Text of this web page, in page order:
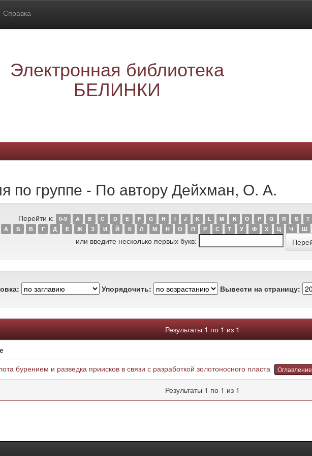
Справка
Электронная библиотека
БЕЛИНКИ
по группе - По автору Дейхман, О. А.
Перейти к: 0-9 A B C D E F G H I J K L M N O P Q R S T
А
Б В Г Д Е Ж З И Й К Л М Н О П Р С Т У Ф Х Ц Ч Ш
или введите несколько первых букв:
Упорядочить: Вывести на страницу:
Результаты 1 по 1 из 1
бурением и разведка приисков в связи с разработкой золотоносного пласта Оглавление
Результаты 1 по 1 из 1